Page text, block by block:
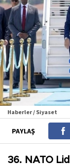
Haberler / Siyaset
PAYLAŞ
36. NATO